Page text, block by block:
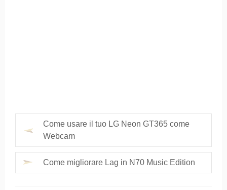
Come usare il tuo LG Neon GT365 come
Webcam
Come migliorare Lag in N70 Music Edition